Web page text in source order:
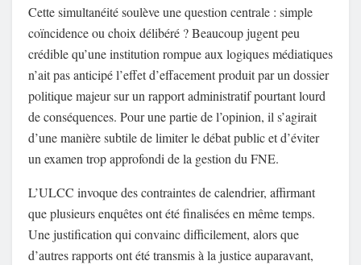
Cette simultanéité soulève une question centrale : simple
coïncidence ou choix délibéré ? Beaucoup jugent peu
crédible qu’une institution rompue aux logiques médiatiques
n’ait pas anticipé l’effet d’effacement produit par un dossier
politique majeur sur un rapport administratif pourtant lourd
de conséquences. Pour une partie de l’opinion, il s’agirait
d’une manière subtile de limiter le débat public et d’éviter
un examen trop approfondi de la gestion du FNE.
L’ULCC invoque des contraintes de calendrier, affirmant
que plusieurs enquêtes ont été finalisées en même temps.
Une justification qui convainc difficilement, alors que
d’autres rapports ont été transmis à la justice auparavant,